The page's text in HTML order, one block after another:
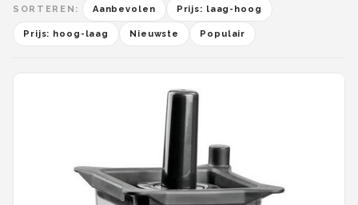
SORTEREN: Aanbevolen Prijs: laag-hoog
Prijs: hoog-laag Nieuwste Populair